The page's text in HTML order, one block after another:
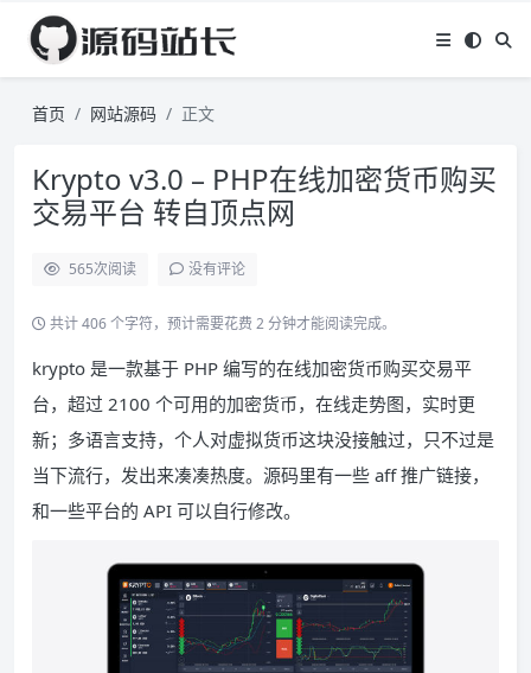
首页 网站源码 正文
Krypto v3.0 – PHP在线加密货币购买
交易平台 转自顶点网
565次阅读 没有评论
共计 406 个字符，预计需要花费 2 分钟才能阅读完成。
krypto 是一款基于 PHP 编写的在线加密货币购买交易平
台，超过 2100 个可用的加密货币，在线走势图，实时更
新；多语言支持，个人对虚拟货币这块没接触过，只不过是
当下流行，发出来凑凑热度。源码里有一些 aff 推广链接，
和一些平台的 API 可以自行修改。